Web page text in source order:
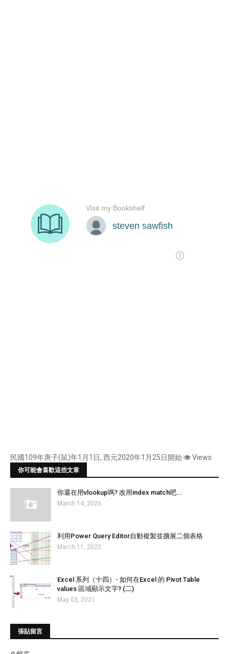
民國109年庚子(鼠)年1月1日, 西元2020年1月25日開始 Views
你可能會喜歡這些文章
你還在用vlookup嗎? 改用index match吧...
March 14, 2026
利用Power Query Editor自動複製並擴展二個表格
March 11, 2022
Excel 系列（十四）- 如何在Excel 的 Pivot Table
values 區域顯示文字? (二)
May 03, 2021
張貼留言